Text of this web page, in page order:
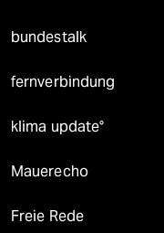
bundestalk
fernverbindung
klima update°
Mauerecho
Freie Rede